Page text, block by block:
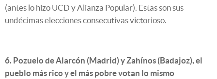
(antes lo hizo UCD y Alianza Popular). Estas son sus
undécimas elecciones consecutivas victorioso.
6. Pozuelo de Alarcón (Madrid) y Zahínos (Badajoz), el
pueblo más rico y el más pobre votan lo mismo